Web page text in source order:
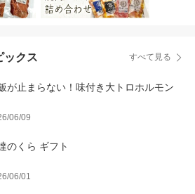
ックス すべて見る
が止まらない！味付き大トロホルモン
06/09
のくら ギフト
06/01